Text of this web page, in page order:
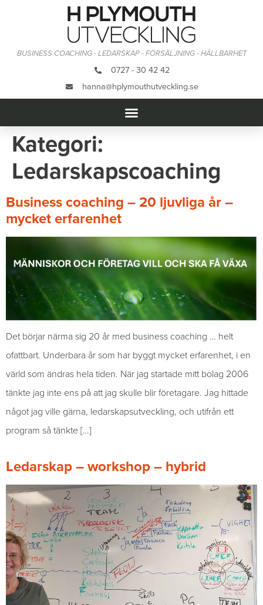
BUSINESS COACHING - LEDARSKAP - FÖRSÄLJNING - HÅLLBARHET
0727 - 30 42 42
hanna@hplymouthutveckling.se
Kategori:
Ledarskapscoaching
Business coaching – 20 ljuvliga år –
mycket erfarenhet
Det börjar närma sig 20 år med business coaching … helt
ofattbart. Underbara år som har byggt mycket erfarenhet, i en
värld som ändras hela tiden. När jag startade mitt bolag 2006
tänkte jag inte ens på att jag skulle blir företagare. Jag hittade
något jag ville gärna, ledarskapsutveckling, och utifrån ett
program så tänkte […]
Ledarskap – workshop – hybrid